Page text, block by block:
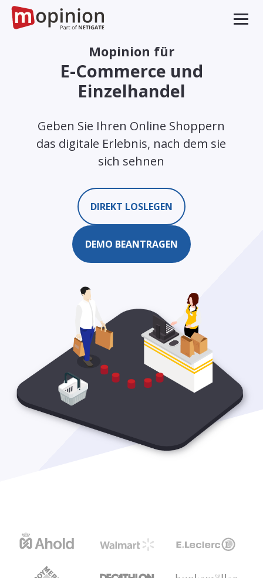
Mopinion für
E-Commerce und
Einzelhandel
Geben Sie Ihren Online Shoppern
das digitale Erlebnis, nach dem sie
sich sehnen
DIREKT LOSLEGEN
DEMO BEANTRAGEN